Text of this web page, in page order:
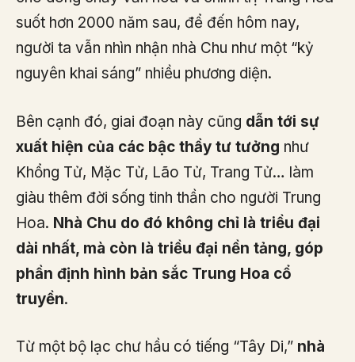
suốt hơn 2000 năm sau, để đến hôm nay,
người ta vẫn nhìn nhận nhà Chu như một “kỷ
nguyên khai sáng” nhiều phương diện.
Bên cạnh đó, giai đoạn này cũng dẫn tới sự
xuất hiện của các bậc thầy tư tưởng như
Khổng Tử, Mặc Tử, Lão Tử, Trang Tử… làm
giàu thêm đời sống tinh thần cho người Trung
Hoa. Nhà Chu do đó không chỉ là triều đại
dài nhất, mà còn là triều đại nền tảng, góp
phần định hình bản sắc Trung Hoa cổ
truyền.
Từ một bộ lạc chư hầu có tiếng “Tây Di,” nhà